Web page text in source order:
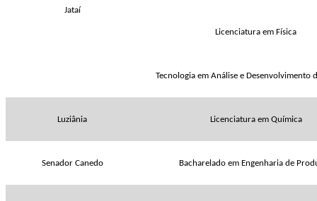
Jataí
Licenciatura em Física
Tecnologia em Análise e Desenvolvimento
Luziânia Licenciatura em Química
Senador Canedo Bacharelado em Engenharia de